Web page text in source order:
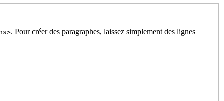
. Pour créer des paragraphes, laissez simplement des lignes